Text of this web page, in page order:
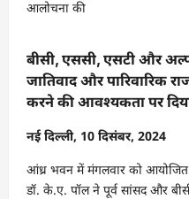
बीसी, एससी, एसटी और
जातिवाद और पारिवारिक
करने की आवश्यकता पर
नई दिल्ली, 10 दिसंबर, 2024
आंध्र भवन में मंगलवार को आयोजित
डॉ. के.ए. पॉल ने पूर्व सांसद और